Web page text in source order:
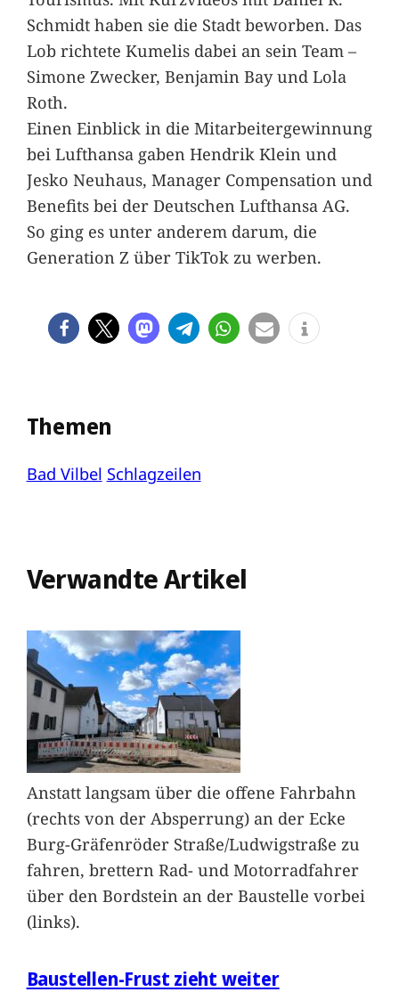
Schmidt haben sie die Stadt beworben. Das
Lob richtete Kumelis dabei an sein Team –
Simone Zwecker, Benjamin Bay und Lola
Roth.
Einen Einblick in die Mitarbeitergewinnung
bei Lufthansa gaben Hendrik Klein und
Jesko Neuhaus, Manager Compensation und
Benefits bei der Deutschen Lufthansa AG.
So ging es unter anderem darum, die
Generation Z über TikTok zu werben.
Themen
Bad Vilbel Schlagzeilen
Verwandte Artikel
Anstatt langsam über die offene Fahrbahn
(rechts von der Absperrung) an der Ecke
Burg-Gräfenröder Straße/Ludwigstraße zu
fahren, brettern Rad- und Motorradfahrer
über den Bordstein an der Baustelle vorbei
(links).
Baustellen-Frust zieht weiter